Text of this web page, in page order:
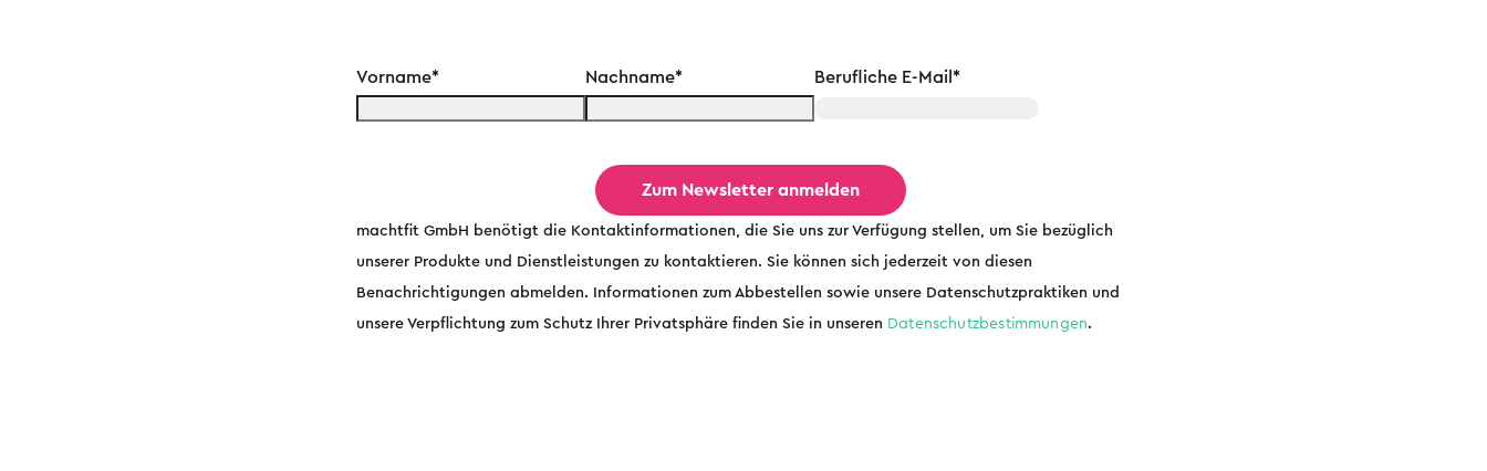
Vorname* Nachname* Berufliche E-Mail *
machtfit GmbH benötigt die Kontaktinformationen, die Sie uns zur Verfügung stellen, um Sie bezüglich
unserer Produkte und Dienstleistungen zu kontaktieren. Sie können sich jederzeit von diesen
Benachrichtigungen abmelden. Informationen zum Abbestellen sowie unsere Datenschutzpraktiken und
unsere Verpflichtung zum Schutz Ihrer Privatsphäre finden Sie in unseren Datenschutzbestimmungen.